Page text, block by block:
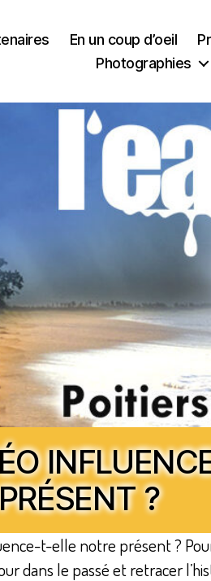
En un coup d’oeil
Photographies
?
t-elle notre présent ?
dans le passé et retracer